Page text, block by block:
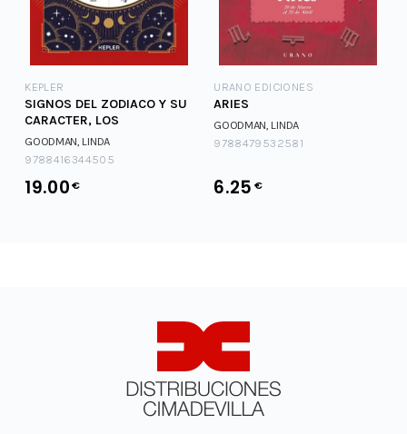
KEPLER
SIGNOS DEL ZODIACO Y SU
CARACTER, LOS
GOODMAN, LINDA
9788416344505
19.00€
URANO EDICIONES
ARIES
GOODMAN, LINDA
9788479532581
6.25 €